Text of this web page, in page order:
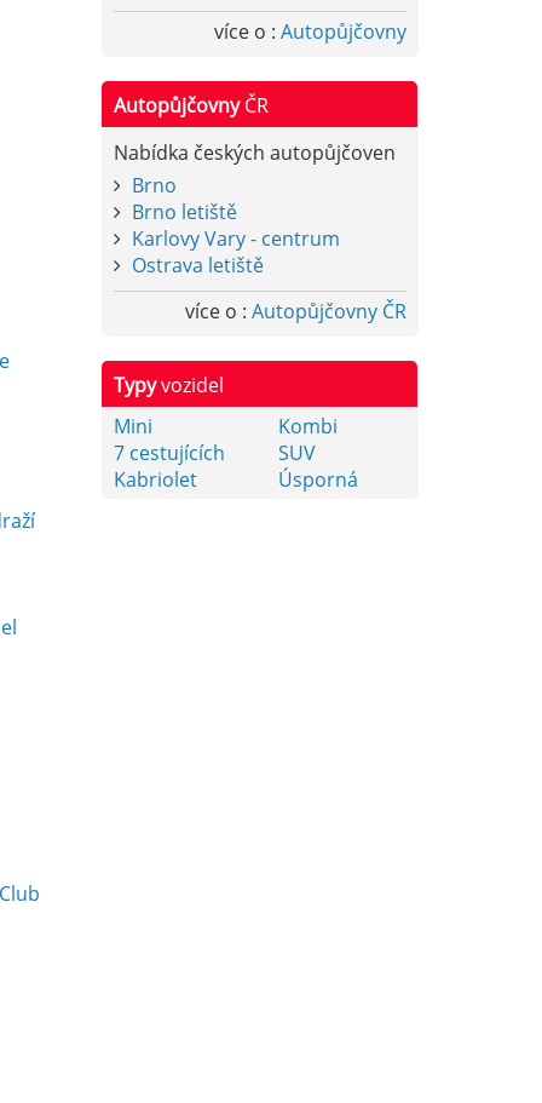
více o : Autopůjčovny
AutopůjčovnyČR
Nabídka českých autopůjčoven
Brno
Brno letiště
Karlovy Vary - centrum
Ostrava letiště
více o : Autopůjčovny ČR
Typyvozidel
Mini
Kombi
7 cestujících
SUV
Kabriolet
Úsporná